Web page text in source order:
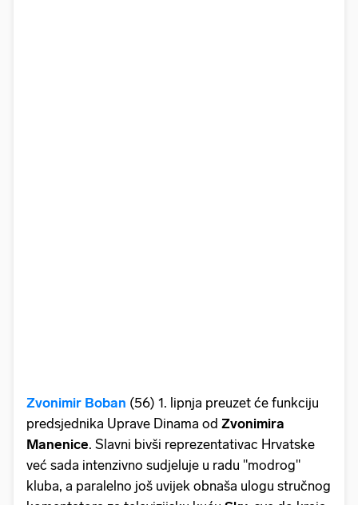
Zvonimir Boban (56) 1. lipnja preuzet će funkciju
predsjednika Uprave Dinama od Zvonimira
Manenice. Slavni bivši reprezentativac Hrvatske
već sada intenzivno sudjeluje u radu "modrog"
kluba, a paralelno još uvijek obnaša ulogu stručnog